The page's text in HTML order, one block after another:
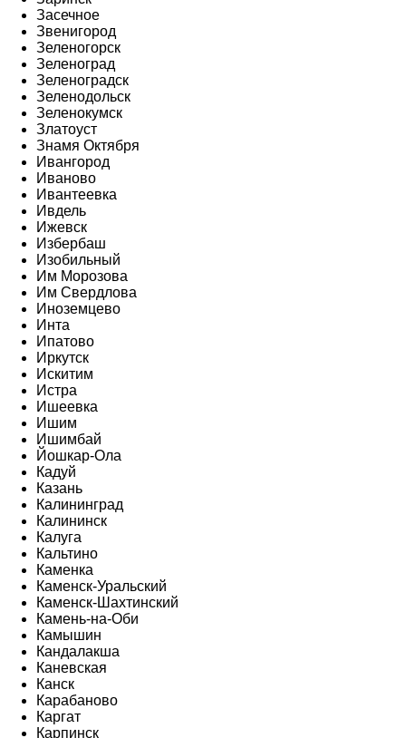
Засечное
Звенигород
Зеленогорск
Зеленоград
Зеленоградск
Зеленодольск
Зеленокумск
Златоуст
Знамя Октября
Ивангород
Иваново
Ивантеевка
Ивдель
Ижевск
Избербаш
Изобильный
Им Морозова
Им Свердлова
Иноземцево
Инта
Ипатово
Иркутск
Искитим
Истра
Ишеевка
Ишим
Ишимбай
Йошкар-Ола
Кадуй
Казань
Калининград
Калининск
Калуга
Кальтино
Каменка
Каменск-Уральский
Каменск-Шахтинский
Камень-на-Оби
Камышин
Кандалакша
Каневская
Канск
Карабаново
Каргат
Карпинск